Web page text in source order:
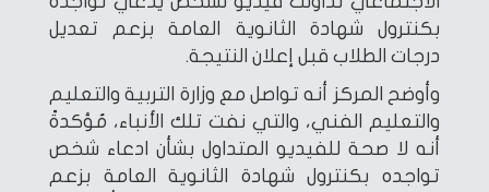
بكنترول شهادة الثانوية العامة بزعم تعديل
درجات الطلاب قبل إعلان النتيجة.
وأوضح المركز أنه تواصل مع وزارة التربية والتعليم
والتعليم الفني، والتي نفت تلك الأنباء، مُؤكدةً
أنه لا صحة للفيديو المتداول بشأن ادعاء شخص
تواجده بكنترول شهادة الثانوية العامة بزعم